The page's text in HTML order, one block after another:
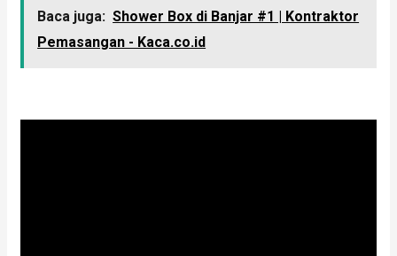
Baca juga: Shower Box di Banjar #1 | Kontraktor
Pemasangan - Kaca.co.id